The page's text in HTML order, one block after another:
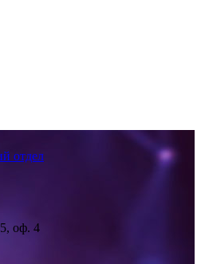
отдел
оф. 4